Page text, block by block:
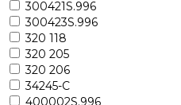
300421S.996
300423S.996
320 118
320 205
320 206
34245-C
400002S.996